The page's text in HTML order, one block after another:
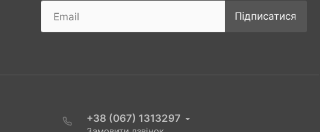
Підписатися
+38 (067) 1313297